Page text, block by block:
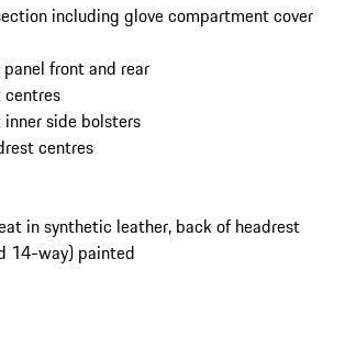
including glove compartment cover
front and rear
side bolsters
centres
in synthetic leather, back of headrest
14-way) painted